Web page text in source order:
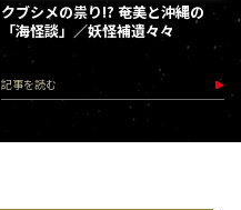
クブシメの祟り!? 奄美と沖縄の
「海怪談」／妖怪補遺々々
記事を読む